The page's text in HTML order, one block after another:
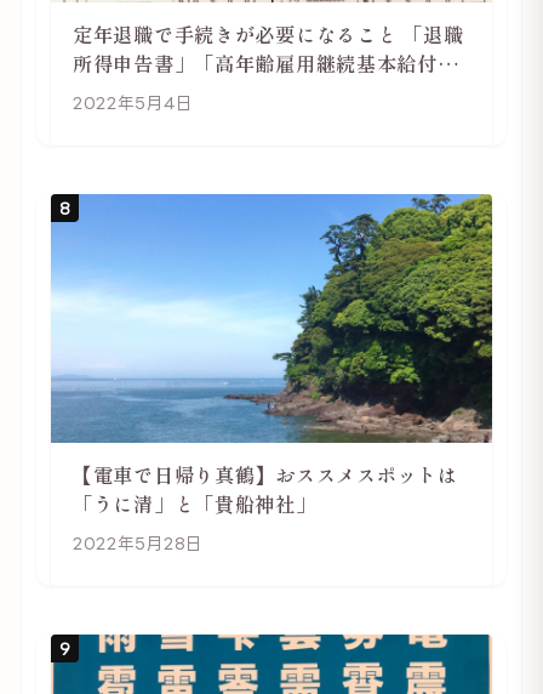
定年退職で手続きが必要になること 「退職
所得申告書」「高年齢雇用継続基本給付金
受給資格確認」
2022年5月4日
8
【電車で日帰り真鶴】おススメスポットは
「うに清」と「貴船神社」
2022年5月28日
9